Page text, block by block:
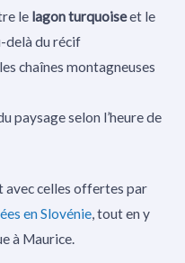
le lagon turquoiseet le
delà du récif
chaînes montagneuses
paysage selon l’heure de
avec celles offertes par
en Slovénie, tout en y
à Maurice.